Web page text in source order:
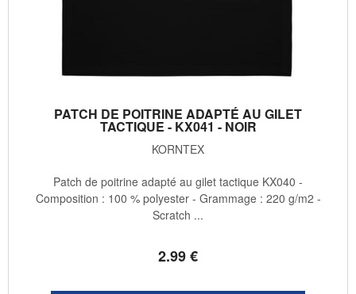
PATCH DE POITRINE ADAPTÉ AU GILET
TACTIQUE - KX041 - NOIR
KORNTEX
2.99€
Patch de poitrine adapté au gilet tactique KX040 -
Composition : 100 % polyester - Grammage : 220 g/m2 -
Scratch ...